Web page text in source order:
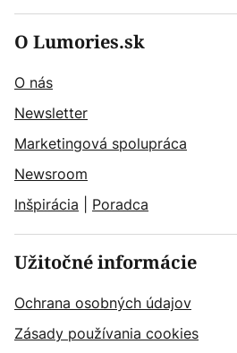
O Lumories.sk
O nás
Newsletter
Marketingová spolupráca
Newsroom
Inšpirácia
Poradca
Užitočné informácie
Ochrana osobných údajov
Zásady používania cookies